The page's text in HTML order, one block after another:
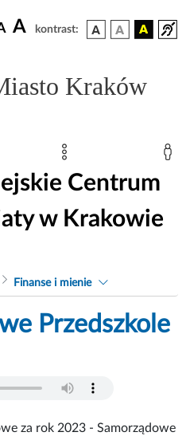
A kontrast:
Kraków
Centrum
w Krakowie
Finanse i mienie
Przedszkole
za rok 2023 - Samorządowe